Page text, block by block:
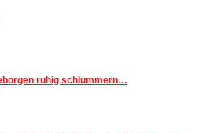
ruhig schlummern…